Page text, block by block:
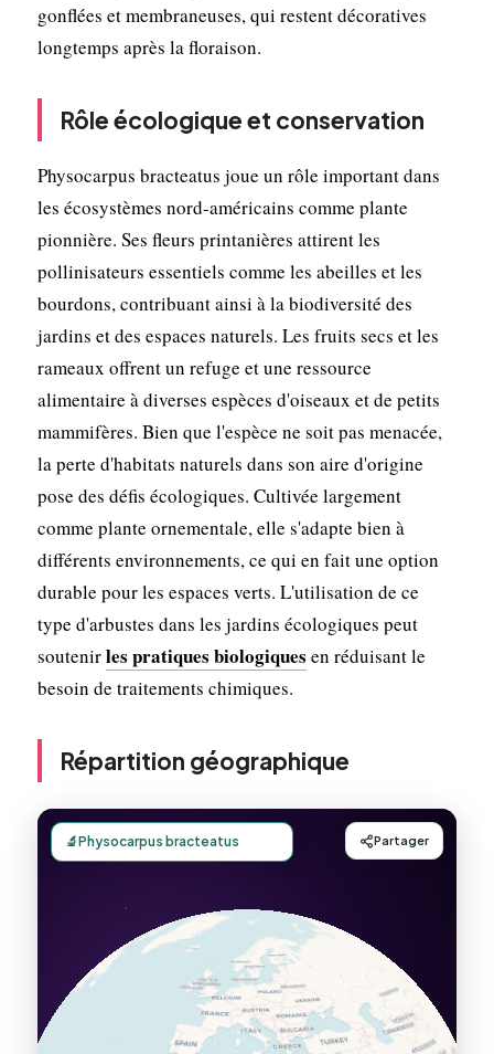
gonflées et membraneuses, qui restent décoratives
longtemps après la floraison.
Rôle écologique et conservation
Physocarpus bracteatus joue un rôle important dans
les écosystèmes nord-américains comme plante
pionnière. Ses fleurs printanières attirent les
pollinisateurs essentiels comme les abeilles et les
bourdons, contribuant ainsi à la biodiversité des
jardins et des espaces naturels. Les fruits secs et les
rameaux offrent un refuge et une ressource
alimentaire à diverses espèces d'oiseaux et de petits
mammifères. Bien que l'espèce ne soit pas menacée,
la perte d'habitats naturels dans son aire d'origine
pose des défis écologiques. Cultivée largement
comme plante ornementale, elle s'adapte bien à
différents environnements, ce qui en fait une option
durable pour les espaces verts. L'utilisation de ce
type d'arbustes dans les jardins écologiques peut
soutenirles pratiques biologiques en réduisant le
besoin de traitements chimiques.
Répartition géographique